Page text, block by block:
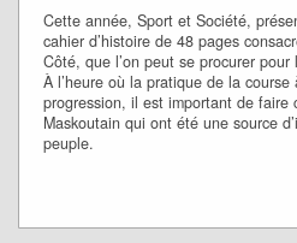
Cette année, Sport et Société,
cahier d’histoire de 48 pages
Côté, que l’on peut se procurer
À l’heure où la pratique de la
progression, il est important de faire
Maskoutain qui ont été une source
peuple.